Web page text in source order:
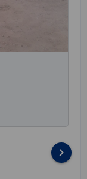
keyboard_arrow_right